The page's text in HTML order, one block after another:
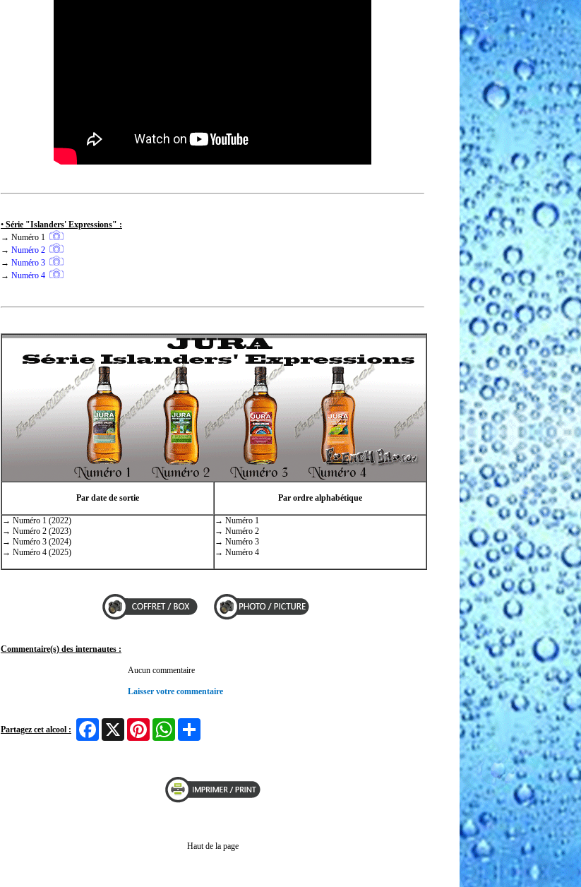
• Série "Islanders' Expressions" :
→ Numéro 1
→ Numéro 2
→ Numéro 3
→ Numéro 4
Par date de sortie Par ordre alphabétique
→ Numéro 1 (2022)
→ Numéro 2 (2023)
→ Numéro 3 (2024)
→ Numéro 4 (2025)
→ Numéro 1
→ Numéro 2
→ Numéro 3
→ Numéro 4
Commentaire(s) des internautes :
Aucun commentaire
Laisser votre commentaire
Partagez cet alcool :
FacebookX Pinterest WhatsApp
Haut de la page